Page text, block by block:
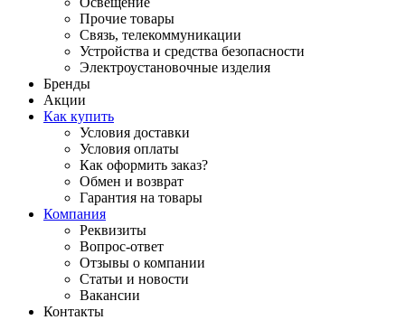
Прочие товары
Связь, телекоммуникации
Устройства и средства безопасности
Электроустановочные изделия
Бренды
Акции
Как купить
Условия доставки
Условия оплаты
Как оформить заказ?
Обмен и возврат
Гарантия на товары
Компания
Реквизиты
Вопрос-ответ
Отзывы о компании
Статьи и новости
Вакансии
Контакты